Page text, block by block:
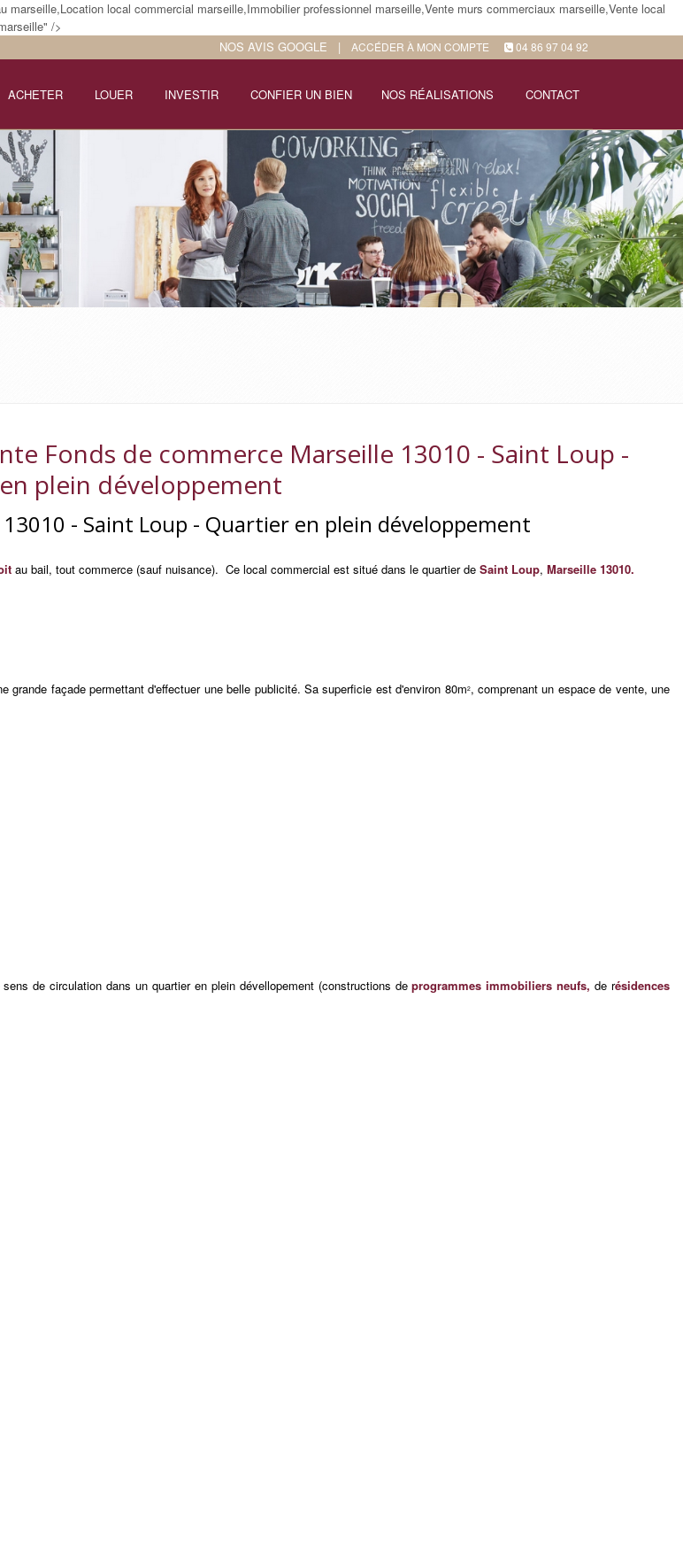
local commercial marseille,Immobilier professionnel marseille,Vente murs commerciaux marseille,Vente local
/>
NOS AVIS GOOGLE
| ACCÉDER À MON COMPTE 04 86 97 04 92
ACHETER LOUER INVESTIR CONFIER UN BIEN NOS RÉALISATIONS CONTACT
Fonds de commerce Marseille 13010 - Saint Loup -
plein développement
- Saint Loup - Quartier en plein développement
au bail, tout commerce (sauf nuisance). Ce local commercial est situé dans le quartier de Saint Loup, Marseille 13010.
façade permettant d'effectuer une belle publicité. Sa superficie est d'environ 80m2, comprenant un espace de vente, une
de circulation dans un quartier en plein dévellopement (constructions deprogrammes immobiliers neufs, de résidences